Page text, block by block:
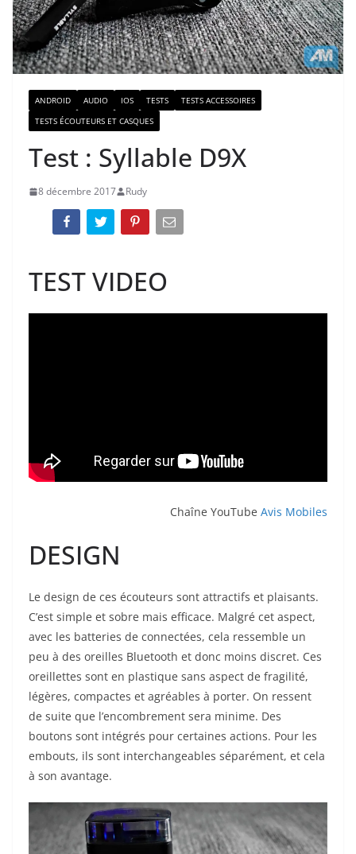
ANDROID AUDIO IOS TESTS
TESTS ACCESSOIRES
TESTS ÉCOUTEURS ET CASQUES
Test : Syllable D9X
8 décembre 2017 Rudy
TEST VIDEO
Chaîne YouTube Avis Mobiles
DESIGN
Le design de ces écouteurs sont attractifs et plaisants.
C’est simple et sobre mais efficace. Malgré cet aspect,
avec les batteries de connectées, cela ressemble un
peu à des oreilles Bluetooth et donc moins discret. Ces
oreillettes sont en plastique sans aspect de fragilité,
légères, compactes et agréables à porter. On ressent
de suite que l’encombrement sera minime. Des
boutons sont intégrés pour certaines actions. Pour les
embouts, ils sont interchangeables séparément, et cela
à son avantage.